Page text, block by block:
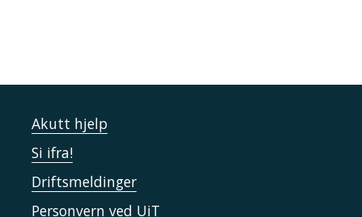
Akutt hjelp
Si ifra!
Driftsmeldinger
Personvern ved UiT